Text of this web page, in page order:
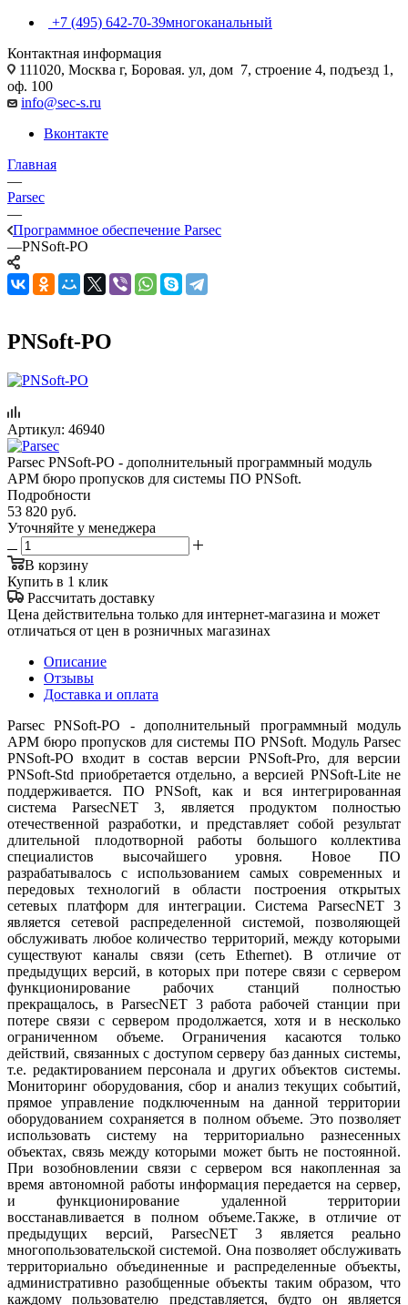
+7 (495) 642-70-39многоканальный
Контактная информация
111020, Москва г, Боровая. ул, дом 7, строение 4, подъезд 1,
оф. 100
info@sec-s.ru
Вконтакте
Главная
—
Parsec
—
Программное обеспечение Parsec
—PNSoft-PO
PNSoft-PO
Артикул: 46940
Parsec PNSoft-PO - дополнительный программный модуль
АРМ бюро пропусков для системы ПО PNSoft.
Подробности
53 820 руб.
Уточняйте у менеджера
В корзину
Купить в 1 клик
Рассчитать доставку
Цена действительна только для интернет-магазина и может
отличаться от цен в розничных магазинах
Описание
Отзывы
Доставка и оплата
Parsec PNSoft-PO - дополнительный программный модуль
АРМ бюро пропусков для системы ПО PNSoft. Модуль Parsec
PNSoft-PO входит в состав версии PNSoft-Pro, для версии
PNSoft-Std приобретается отдельно, а версией PNSoft-Lite не
поддерживается. ПО PNSoft, как и вся интегрированная
система ParsecNET 3, является продуктом полностью
отечественной разработки, и представляет собой результат
длительной плодотворной работы большого коллектива
специалистов высочайшего уровня. Новое ПО
разрабатывалось с использованием самых современных и
передовых технологий в области построения открытых
сетевых платформ для интеграции. Система ParsecNET 3
является сетевой распределенной системой, позволяющей
обслуживать любое количество территорий, между которыми
существуют каналы связи (сеть Ethernet). В отличие от
предыдущих версий, в которых при потере связи с сервером
функционирование рабочих станций полностью
прекращалось, в ParsecNET 3 работа рабочей станции при
потере связи с сервером продолжается, хотя и в несколько
ограниченном объеме. Ограничения касаются только
действий, связанных с доступом серверу баз данных системы,
т.е. редактированием персонала и других объектов системы.
Мониторинг оборудования, сбор и анализ текущих событий,
прямое управление подключенным на данной территории
оборудованием сохраняется в полном объеме. Это позволяет
использовать систему на территориально разнесенных
объектах, связь между которыми может быть не постоянной.
При возобновлении связи с сервером вся накопленная за
время автономной работы информация передается на сервер,
и функционирование удаленной территории
восстанавливается в полном объеме.Также, в отличие от
предыдущих версий, ParsecNET 3 является реально
многопользовательской системой. Она позволяет обслуживать
территориально объединенные и распределенные объекты,
административно разобщенные объекты таким образом, что
каждому пользователю представляется, будто он является